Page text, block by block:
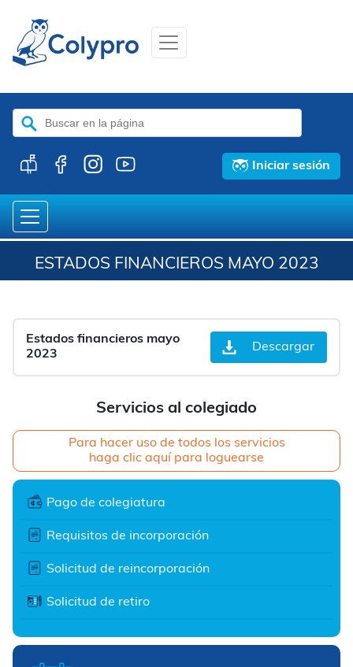
Buscar:
Iniciar sesión
ESTADOS FINANCIEROS MAYO 2023
Servicios al colegiado
Para hacer uso de todos los servicios
haga clic aquí para loguearse
Pago de colegiatura
Requisitos de incorporación
Solicitud de reincorporación
Solicitud de retiro
Estados financieros mayo
2023
Descargar